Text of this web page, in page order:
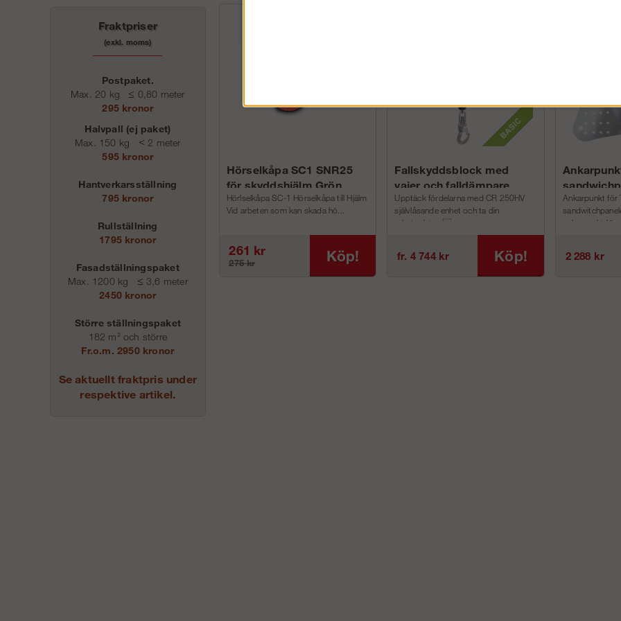
Fraktpriser
(exkl. moms)
Postpaket.
Max. 20 kg
≤ 0,80 meter
295 kronor
Halvpall (ej paket)
Max. 150 kg < 2 meter
595 kronor
Hantverkarsställning
795 kronor
Rullställning
1795 kronor
Fasadställningspaket
Max. 1200 kg
≤ 3,6 meter
2450 kronor
Större ställningspaket
182 m² och större
Fr.o.m. 2950 kronor
Se aktuellt fraktpris under
respektive artikel.
Hörselkåpa SC1 SNR25
för skyddshjälm Grön
Hörlselkåpa SC-1 Hörselkåpa till Hjälm
Vid arbeten som kan skada hö...
261 kr
275 kr Köp!
Fallskyddsblock med
vajer och falldämpare
Upptäck fördelarna med CR 250HV
självlåsande enhet och ta din
arbetsplats s...
fr. 4 744 kr Köp!
Ankarpunkt för
ankarpunkt för
2 288 kr